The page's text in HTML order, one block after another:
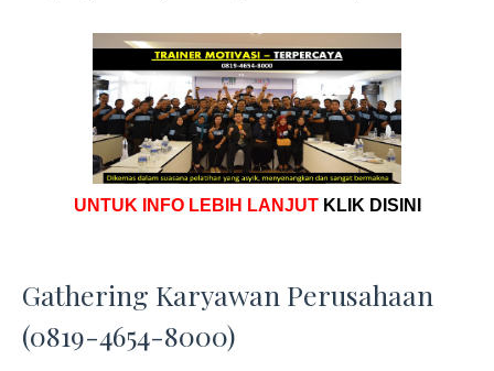
UNTUK INFO LEBIH LANJUT KLIK DISINI
Gathering Karyawan Perusahaan
(0819-4654-8000)